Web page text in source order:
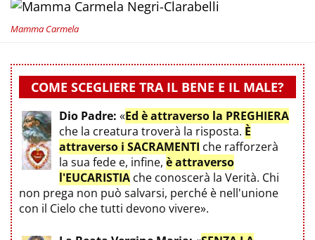
Mamma Carmela
COME SCEGLIERE TRA IL BENE E IL MALE?
Dio Padre: «Ed è attraverso la PREGHIERA
che la creatura troverà la risposta. È
attraverso i SACRAMENTI che rafforzerà
la sua fede e, infine, è attraverso
l'EUCARISTIA che conoscerà la Verità. Chi
non prega non può salvarsi, perché è nell'unione
con il Cielo che tutti devono vivere».